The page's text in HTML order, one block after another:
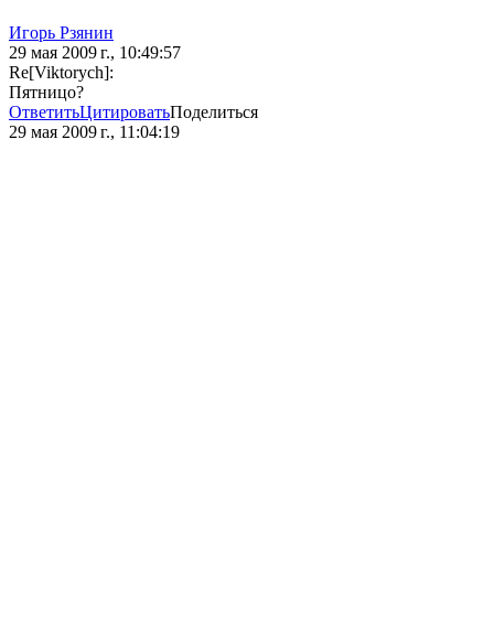
Игорь Рзянин
29 мая 2009 г., 10:49:57
Re[Viktorych]:
Пятницо?
ОтветитьЦитироватьПоделиться
29 мая 2009 г., 11:04:19